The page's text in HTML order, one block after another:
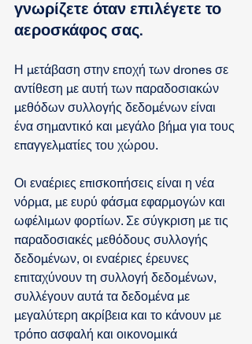
γνωρίζετε όταν επιλέγετε το
αεροσκάφος σας.
Η μετάβαση στην εποχή των drones σε
αντίθεση με αυτή των παραδοσιακών
μεθόδων συλλογής δεδομένων είναι
ένα σημαντικό και μεγάλο βήμα για τους
επαγγελματίες του χώρου.
Οι εναέριες επισκοπήσεις είναι η νέα
νόρμα, με ευρύ φάσμα εφαρμογών και
ωφέλιμων φορτίων. Σε σύγκριση με τις
παραδοσιακές μεθόδους συλλογής
δεδομένων, οι εναέριες έρευνες
επιταχύνουν τη συλλογή δεδομένων,
συλλέγουν αυτά τα δεδομένα με
μεγαλύτερη ακρίβεια και το κάνουν με
τρόπο ασφαλή και οικονομικά